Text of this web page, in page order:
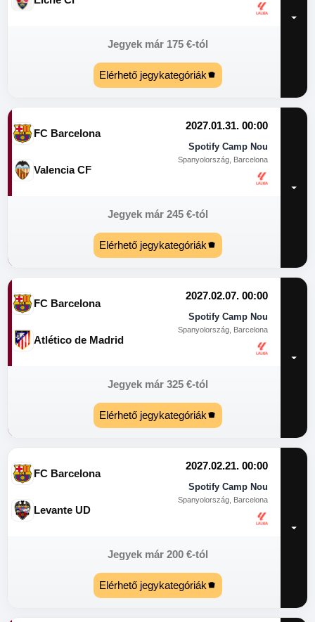
Jegyek már 175 €-tól
Elérhető jegykategóriák
FC Barcelona
2027.01.31. 00:00
Spotify Camp Nou
Spanyolország, Barcelona
Valencia CF
Jegyek már 245 €-tól
Elérhető jegykategóriák
FC Barcelona
2027.02.07. 00:00
Spotify Camp Nou
Spanyolország, Barcelona
Atlético de Madrid
Jegyek már 325 €-tól
Elérhető jegykategóriák
FC Barcelona
2027.02.21. 00:00
Spotify Camp Nou
Spanyolország, Barcelona
Levante UD
Jegyek már 200 €-tól
Elérhető jegykategóriák